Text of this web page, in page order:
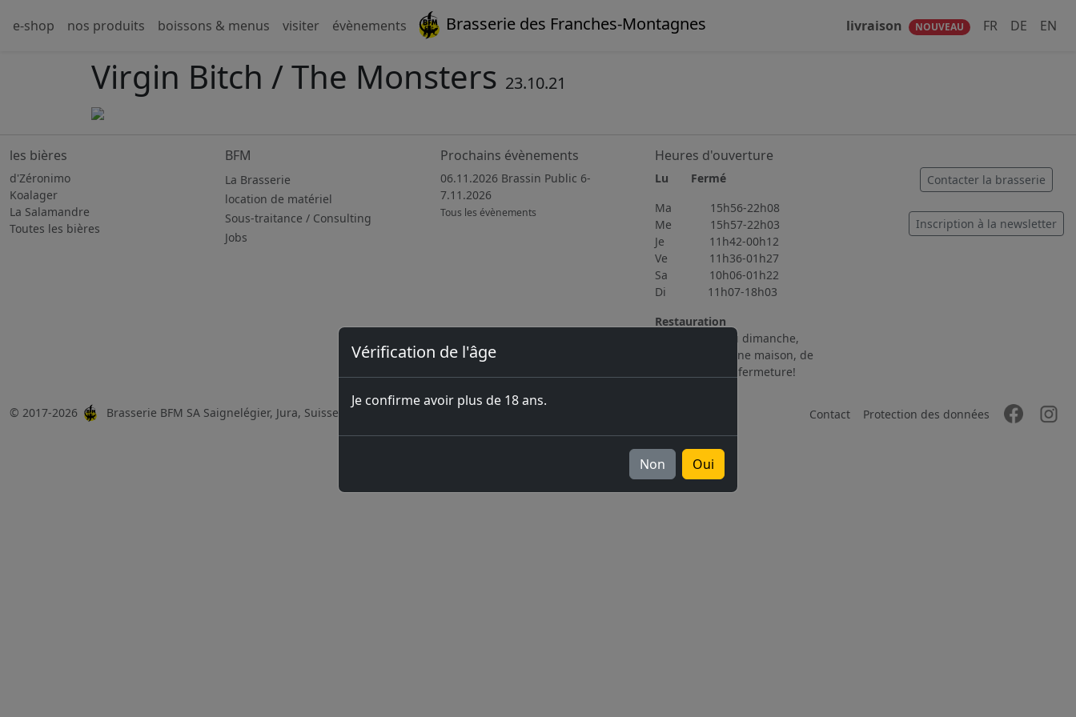
e-shop nos produits boissons & menus visiter évènements Brasserie des Franches-Montagnes livraison NOUVEAU FR DE EN
Vérification de l'âge
Je confirme avoir plus de 18 ans.
Non Oui
Virgin Bitch / The Monsters 23.10.21
les bières
d'Zéronimo
Koalager
La Salamandre
Toutes les bières
BFM
La Brasserie
location de matériel
Sous-traitance / Consulting
Jobs
Prochains évènements
06.11.2026 Brassin Public 6-
7.11.2026
Tous les évènements
Heures d'ouverture
Lu Fermé
Ma 15h56-22h08
Me 15h57-22h03
Je 11h42-00h12
Ve 11h36-01h27
Sa 10h06-01h22
Di 11h07-18h03
Restauration
Du mercredi au dimanche,
délicieuse cuisine maison, de
l'ouverture à la fermeture!
Contacter la brasserie
Inscription à la newsletter
© 2017-2026 Brasserie BFM SA Saignelégier, Jura, Suisse, Europe v2026.05.0-1 Contact Protection des données